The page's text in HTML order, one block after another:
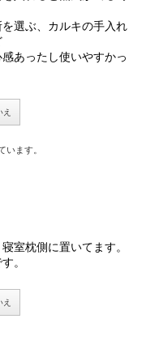
選ぶ、カルキの手入れ
あったし使いやすかっ
え
います。
室枕側に置いてます。
。
え